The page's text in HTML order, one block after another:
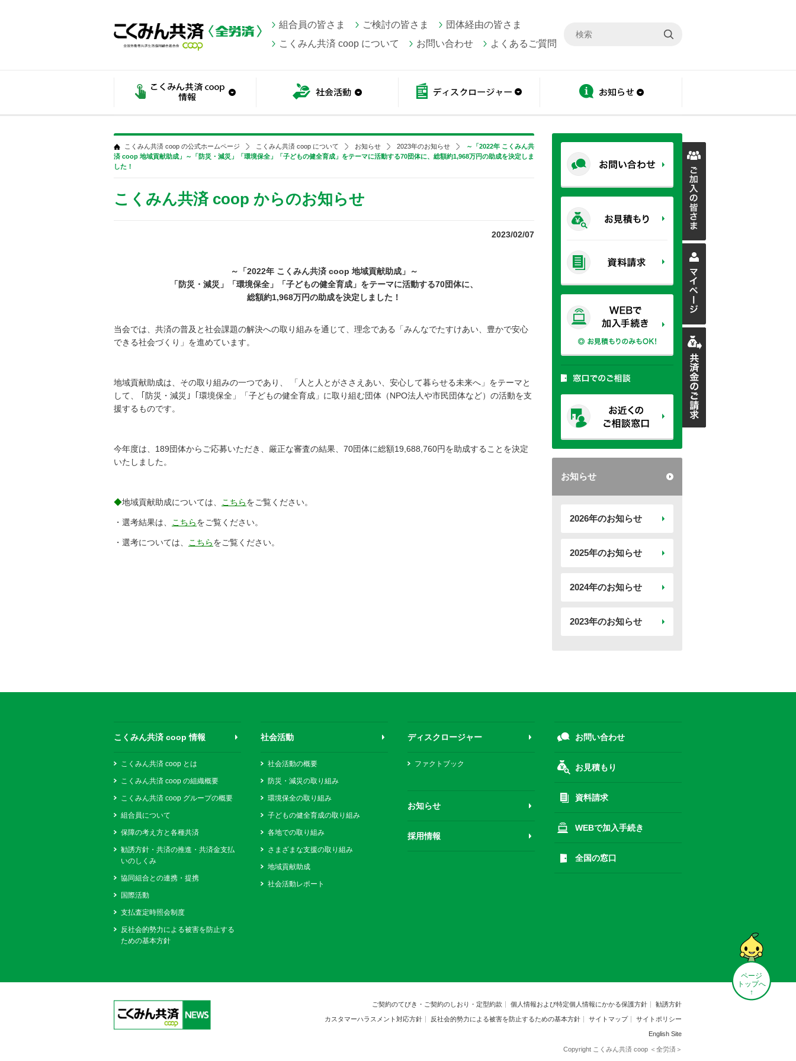
組合員の皆さま ご検討の皆さま
団体経由の皆さま
こくみん共済 coop について
お問い合わせ よくあるご質問
お知らせ
2026年のお知らせ
2025年のお知らせ
2024年のお知らせ
2023年のお知らせ
こくみん共済 coop の公式ホームページ こくみん共済 coop について お知らせ 2023年のお知らせ
～「2022年 こくみん共
済 coop 地域貢献助成」～「防災・減災」「環境保全」「子どもの健全育成」をテーマに活動する70団体に、総額約1,968万円の助成を決定しま
した！
こくみん共済 coop からのお知らせ
2023/02/07
～「2022年 こくみん共済 coop 地域貢献助成」～
「防災・減災」「環境保全」「子どもの健全育成」をテーマに活動する70団体に、
総額約1,968万円の助成を決定しました！
当会では、共済の普及と社会課題の解決への取り組みを通じて、理念である「みんなでたすけあい、豊かで安心
できる社会づくり」を進めています。
地域貢献助成は、その取り組みの一つであり、 「人と人とがささえあい、安心して暮らせる未来へ」をテーマと
して、 ｢防災・減災｣「環境保全」「子どもの健全育成」に取り組む団体（NPO法人や市民団体など）の活動を支
援するものです。
今年度は、189団体からご応募いただき、厳正な審査の結果、70団体に総額19,688,760円を助成することを決定
いたしました。
◆地域貢献助成については、 こちらをご覧ください。
・選考結果は、 こちらをご覧ください。
・選考については、 こちらをご覧ください。
こくみん共済 coop 情報
こくみん共済 coop とは
こくみん共済 coop の組織概要
こくみん共済 coop グループの概要
組合員について
保障の考え方と各種共済
勧誘方針・共済の推進・共済金支払
いのしくみ
協同組合との連携・提携
国際活動
支払査定時照会制度
反社会的勢力による被害を防止する
ための基本方針
社会活動
社会活動の概要
防災・減災の取り組み
環境保全の取り組み
子どもの健全育成の取り組み
各地での取り組み
さまざまな支援の取り組み
地域貢献助成
社会活動レポート
ディスクロージャー
ファクトブック
お知らせ
採用情報
お問い合わせ
お見積もり
資料請求
WEBで加入手続き
全国の窓口
ページ
トップへ
↑
ご契約のてびき・ご契約のしおり・定型約款 個人情報および特定個人情報にかかる保護方針 勧誘方針
カスタマーハラスメント対応方針 反社会的勢力による被害を防止するための基本方針 サイトマップ サイトポリシー
English Site
Copyright こくみん共済 coop ＜全労済＞